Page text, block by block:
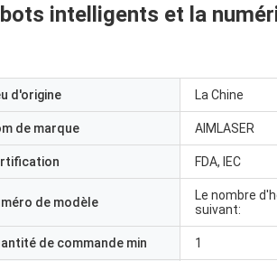
intelligents et la
d'origine La Chine
de marque AIMLASER
FDA, IEC
de modèle
Le nombre
suivant:
de commande min 1